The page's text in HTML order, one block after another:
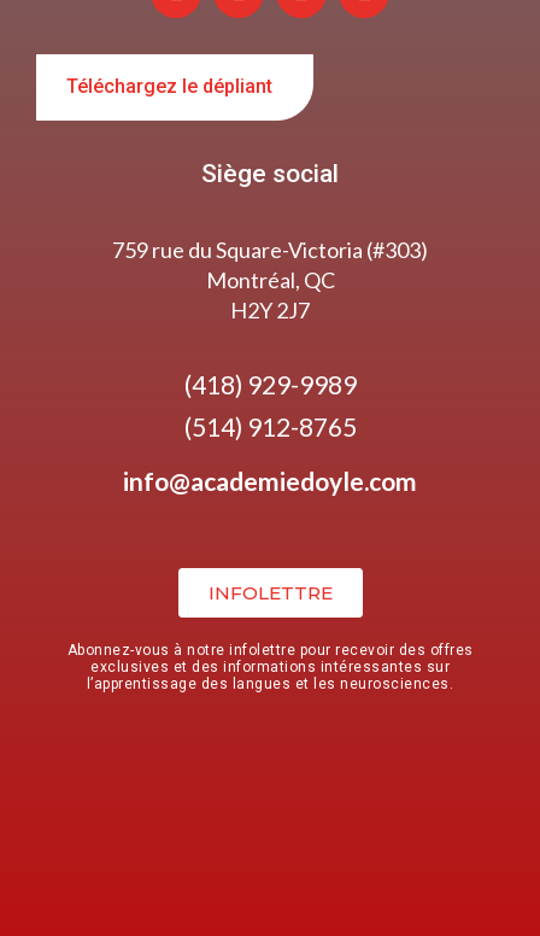
Téléchargez le dépliant
Siège social
759 rue du Square-Victoria (#303)
Montréal, QC
H2Y 2J7
(418) 929-9989
(514) 912-8765
info@academiedoyle.com
INFOLETTRE
Abonnez-vous à notre infolettre pour recevoir des offres
exclusives et des informations intéressantes sur
l’apprentissage des langues et les neurosciences.